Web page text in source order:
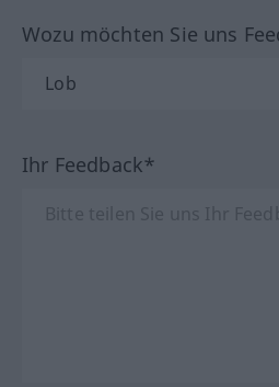
Wozu möchten Sie uns
Ihr Feedback*